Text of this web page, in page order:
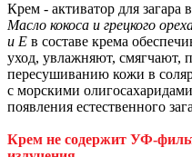
Крем - активатор для загара
Масло кокоса и грецкого
и Е в составе крема
уход, увлажняют, смягчают,
пересушиванию кожи в
с морскими
появления естественного
Крем не содержит УФ-